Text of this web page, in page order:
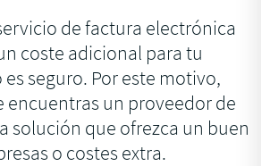
de factura electrónica
coste adicional para tu
seguro. Por este motivo,
encuentras un proveedor de
solución que ofrezca un buen
o costes extra.